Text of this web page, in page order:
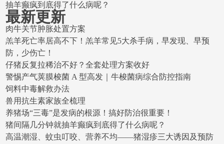
抽羊癫疯到底得了什么病呢？
最新更新
肉牛关节肿胀处置方案
羔羊死亡率居高不下！羔羊常见5大杀手病，早发现、早预
防，少伤亡！​
仔猪反复拉稀治不好？全套处理方案收好
警惕产气荚膜梭菌 A 型高发｜牛梭菌病综合防控指南
饲料中毒解救办法
兽用抗生素家族全梳理
养猪场“三毒”是发病的根源！搞好防治很重要！
猪间隔几分钟就抽羊癫疯到底得了什么病呢？
高温潮湿、蚊虫叮咬、营养不均——猪湿疹三大诱因及预防